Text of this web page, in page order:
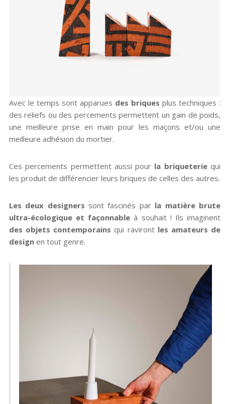
Avec le temps sont apparues des briques plus techniques :
des reliefs ou des percements permettent un gain de poids,
une meilleure prise en main pour les maçons et/ou une
meilleure adhésion du mortier.
Ces percements permettent aussi pour la briqueteriequi
les produit de différencier leurs briques de celles des autres.
Les deux designers sont fascinés parla matière brute
ultra-écologique et façonnable à souhait ! Ils imaginent
des objets contemporains qui raviront les amateurs de
designen tout genre.